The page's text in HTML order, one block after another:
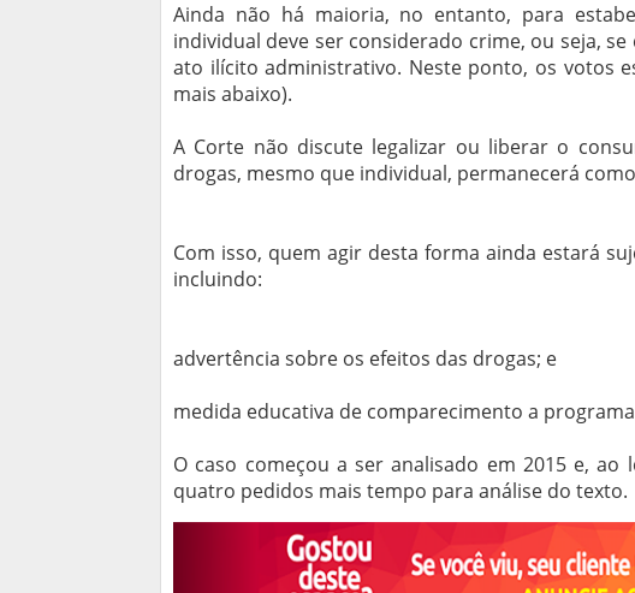
Ainda não há maioria, no entanto, para
individual deve ser considerado crime, ou seja,
ato ilícito administrativo. Neste ponto, os votos
mais abaixo).
A Corte não discute legalizar ou liberar o
drogas, mesmo que individual, permanecerá
Com isso, quem agir desta forma ainda estará
incluindo:
advertência sobre os efeitos das drogas; e
medida educativa de comparecimento a
O caso começou a ser analisado em 2015 e,
quatro pedidos mais tempo para análise do texto.